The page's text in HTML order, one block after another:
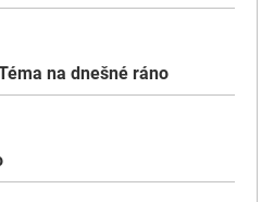
na dnešné ráno